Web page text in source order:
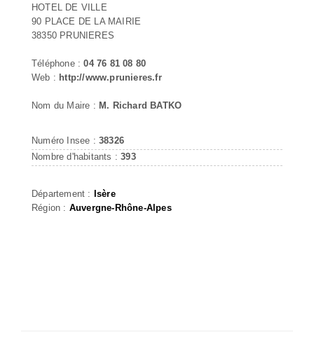
HOTEL DE VILLE
90 PLACE DE LA MAIRIE
38350 PRUNIERES
Téléphone :04 76 81 08 80
Web : http://www.prunieres.fr
Nom du Maire : M. Richard BATKO
Numéro Insee : 38326
Nombre d'habitants :393
Département : Isère
Région : Auvergne-Rhône-Alpes